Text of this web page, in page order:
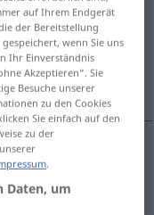
antippen)
auf Ihrem Endgerät
der Bereitstellung
wenn Sie uns
Ihr Einverständnis
Akzeptieren“. Sie
Besuche unserer
zu den Cookies
Sie einfach auf den
zu der
.
Daten, um